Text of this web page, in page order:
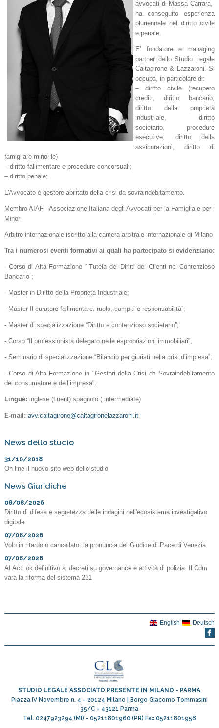
avvocati di Massa Carrara,
ha conseguito esperienza
pluriennale nel diritto civile
e penale.
E’ fondatore e managing
partner dello Studio Legale
Caltagirone & Lazzaroni. Si
occupa, in particolare di:
– diritto civile (recupero
crediti, diritto bancario,
diritto della proprietà
industriale, diritto
societario, procedure
esecutive, diritto della
assicurazioni, diritto di
famiglia e minorile)
– diritto fallimentare e procedure concorsuali;
– diritto penale;
L'Avvocato è gestore abilitato della crisi da sovraindebitamento.
Membro AIAF - Associazione Italiana degli Avvocati per la Famiglia e per i
Minori
Arbitro internazionale iscritto alla camera arbitrale internazionale di Milano
Tra i numerosi eventi formativi ai quali ha partecipato si evidenziano:
- Corso di Alta Formazione “ Tutela dei Diritti dei Clienti nel Contenzioso
Bancario”;
- Master in Diritto della Proprietà Industriale;
- Master Il curatore fallimentare: ruolo, compiti e responsabilità`;
- Master di specializzazione “Diritto e contenzioso societario”;
- Corso “Il professionista delegato nelle espropriazioni immobiliari”;
- Seminario di specializzazione “Bilancio per giuristi nella crisi d’impresa”;
- Corso di Alta Formazione in "Gestori della Crisi da Sovraindebitamento
del consumatore e dell’impresa".
Lingue: inglese (fluent) spagnolo ( intermediate)
E-mail: avv.caltagirone@caltagironelazzaroni.it
News dello studio
31/10/2018
On line il nuovo sito web dello studio
News Giuridiche
08/08/2026
Diritto di difesa e segretezza delle indagini nell'ecosistema investigativo
digitale
07/08/2026
Volo in ritardo o cancellato: la pronuncia del Giudice di Pace di Venezia
07/08/2026
AI Act: ok definitivo ai decreti su governance e attività di polizia. Il Cdm
vara la riforma del sistema 231
English Deutsch
STUDIO LEGALE ASSOCIATO PRESENTE IN MILANO - PARMA
Piazza IV Novembre n. 4 - 20124 Milano | Borgo Giacomo Tommasini
35/C - 43121 Parma
Tel. 0247923294 (MI) - 05211801960 (PR) Fax 05211801958